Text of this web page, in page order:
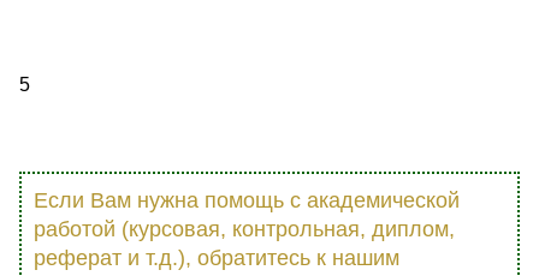
5
Если Вам нужна помощь с академической
работой (курсовая, контрольная, диплом,
реферат и т.д.), обратитесь к нашим